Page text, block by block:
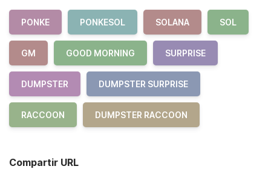
PONKE PONKESOL SOLANA SOL
GM GOOD MORNING SURPRISE
DUMPSTER DUMPSTER SURPRISE
RACCOON DUMPSTER RACCOON
Compartir URL